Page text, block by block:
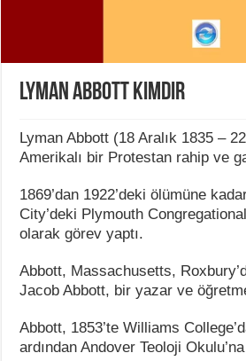
Lyman Abbott Kimdir
Lyman Abbott (18 Aralık 1835 –
Amerikalı bir Protestan rahip ve
1869’dan 1922’deki ölümüne
City’deki Plymouth
olarak görev yaptı.
Abbott, Massachusetts,
Jacob Abbott, bir yazar ve
Abbott, 1853’te Williams
ardından Andover Teoloji